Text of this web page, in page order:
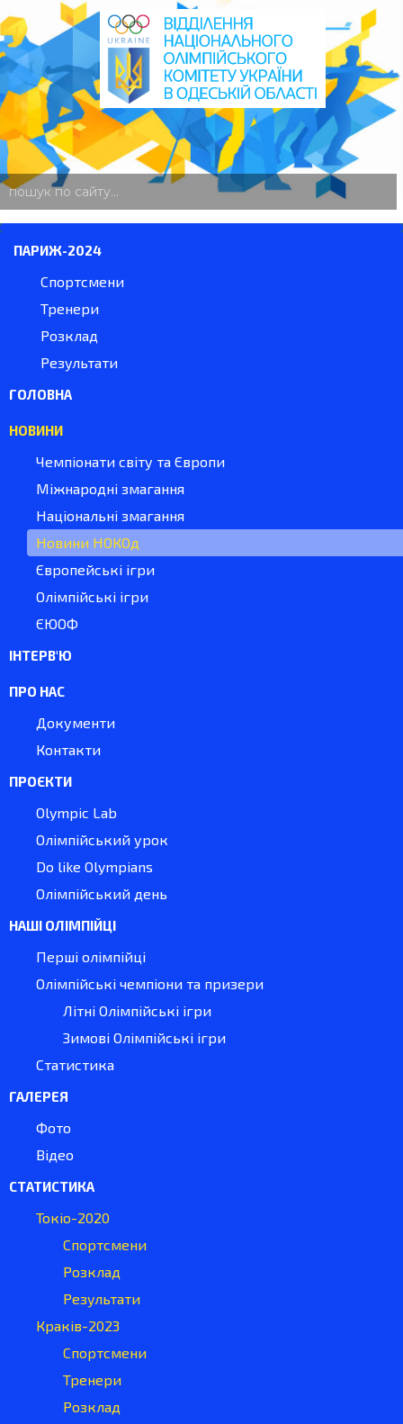
пошук
по
ПАРИЖ-2024
Спортсмени
Тренери
Розклад
Результати
ГОЛОВНА
НОВИНИ
Чемпіонати світу та Європи
Міжнародні змагання
Національні змагання
Новини НОКОд
Європейські ігри
Олімпійські ігри
ЄЮОФ
ІНТЕРВ'Ю
ПРО НАС
Документи
Контакти
ПРОЄКТИ
Olympic Lab
Олімпійський урок
Do like Olympians
Олімпійський день
НАШІ ОЛІМПІЙЦІ
Перші олімпійці
Олімпійські чемпіони та призери
Літні Олімпійські ігри
Зимові Олімпійські ігри
Статистика
ГАЛЕРЕЯ
Фото
Відео
СТАТИСТИКА
Токіо-2020
Спортсмени
Розклад
Результати
Краків-2023
Спортсмени
Тренери
Розклад